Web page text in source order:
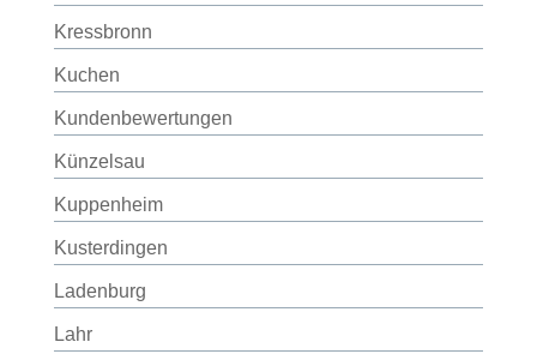
Kressbronn
Kuchen
Kundenbewertungen
Künzelsau
Kuppenheim
Kusterdingen
Ladenburg
Lahr